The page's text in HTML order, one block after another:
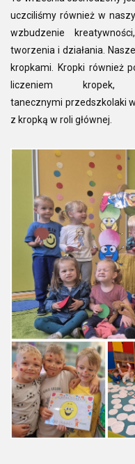
uczciliśmy również w
wzbudzenie
tworzenia i działania.
kropkami. Kropki również
liczeniem
tanecznymi przedszkolaki
z kropką w roli głównej.